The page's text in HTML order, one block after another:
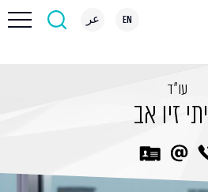
EN عر
עו״ד
זיו אב